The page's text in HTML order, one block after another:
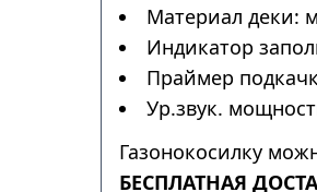
Материал деки:
Индикатор
Праймер
Ур.звук.
Газонокосилку
БЕСПЛАТНАЯ